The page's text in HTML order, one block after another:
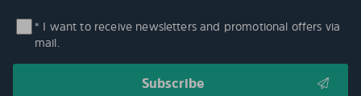
* I want to receive newsletters and promotional offers via
mail.